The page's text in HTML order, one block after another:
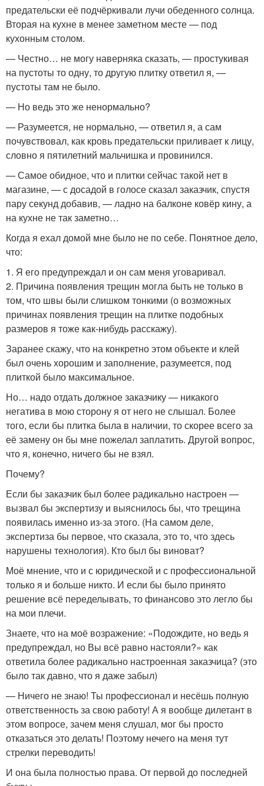
предательски её подчёркивали лучи обеденного солнца.
Вторая на кухне в менее заметном месте — под
кухонным столом.
— Честно… не могу наверняка сказать, — простукивая
на пустоты то одну, то другую плитку ответил я, —
пустоты там не было.
— Но ведь это же ненормально?
— Разумеется, не нормально, — ответил я, а сам
почувствовал, как кровь предательски приливает к лицу,
словно я пятилетний мальчишка и провинился.
— Самое обидное, что и плитки сейчас такой нет в
магазине, — с досадой в голосе сказал заказчик, спустя
пару секунд добавив, — ладно на балконе ковёр кину, а
на кухне не так заметно…
Когда я ехал домой мне было не по себе. Понятное дело,
что:
1. Я его предупреждал и он сам меня уговаривал.
2. Причина появления трещин могла быть не только в
том, что швы были слишком тонкими (о возможных
причинах появления трещин на плитке подобных
размеров я тоже как-нибудь расскажу).
Заранее скажу, что на конкретно этом объекте и клей
был очень хорошим и заполнение, разумеется, под
плиткой было максимальное.
Но… надо отдать должное заказчику — никакого
негатива в мою сторону я от него не слышал. Более
того, если бы плитка была в наличии, то скорее всего за
её замену он бы мне пожелал заплатить. Другой вопрос,
что я, конечно, ничего бы не взял.
Почему?
Если бы заказчик был более радикально настроен —
вызвал бы экспертизу и выяснилось бы, что трещина
появилась именно из-за этого. (На самом деле,
экспертиза бы первое, что сказала, это то, что здесь
нарушены технология). Кто был бы виноват?
Моё мнение, что и с юридической и с профессиональной
только я и больше никто. И если бы было принято
решение всё переделывать, то финансово это легло бы
на мои плечи.
Знаете, что на моё возражение: «Подождите, но ведь я
предупреждал, но Вы всё равно настояли?» как
ответила более радикально настроенная заказчица? (это
было так давно, что я даже забыл)
— Ничего не знаю! Ты профессионал и несёшь полную
ответственность за свою работу! А я вообще дилетант в
этом вопросе, зачем меня слушал, мог бы просто
отказаться это делать! Поэтому нечего на меня тут
стрелки переводить!
И она была полностью права. От первой до последней